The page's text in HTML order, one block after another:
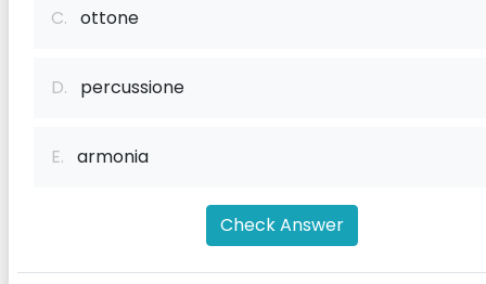
C. ottone
D. percussione
E. armonia
Check Answer